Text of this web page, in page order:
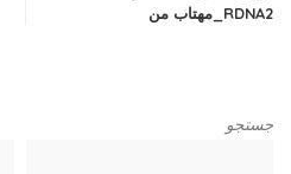
RDNA2_مهتاب من
جستجو